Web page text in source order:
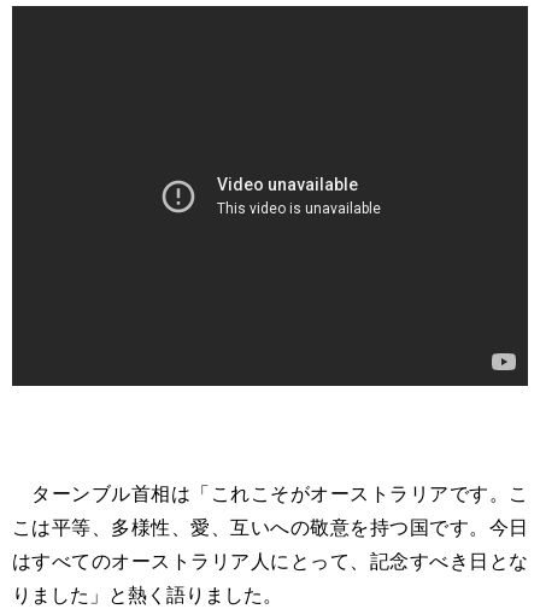
ターンブル首相は「これこそがオーストラリアです。こ
こは平等、多様性、愛、互いへの敬意を持つ国です。今日
はすべてのオーストラリア人にとって、記念すべき日とな
りました」と熱く語りました。